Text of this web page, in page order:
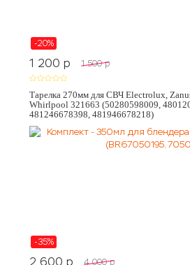
-20%
1 200 p 1 500 p
Тарелка 270мм для СВЧ Electrolux,
Whirlpool 321663 (50280598009,
481246678398, 481946678218)
-35%
2 600 p 4 000 p